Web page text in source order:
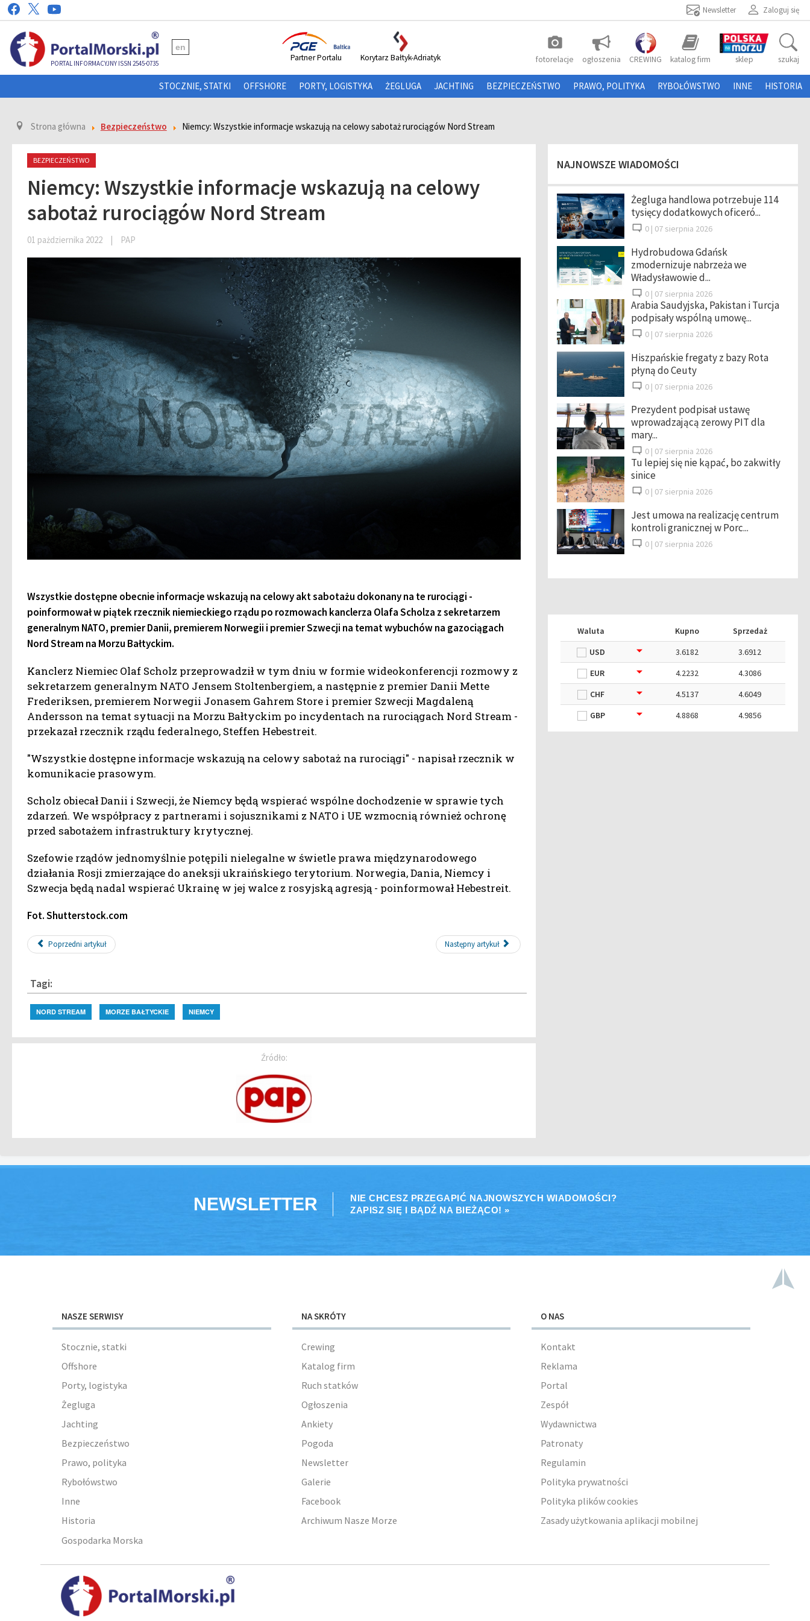
Zaloguj się
Newsletter
PORTAL INFORMACYJNY ISSN 2545-0735
en photo_camera
fotorelacje ogłoszenia CREWING katalog firm sklep szukaj
Partner Portalu Korytarz Bałtyk-Adriatyk
STOCZNIE, STATKI OFFSHORE PORTY, LOGISTYKA ŻEGLUGA JACHTING BEZPIECZEŃSTWO PRAWO, POLITYKA RYBOŁÓWSTWO INNE HISTORIA
Strona główna Bezpieczeństwo Niemcy: Wszystkie informacje wskazują na celowy sabotaż rurociągów Nord Stream
BEZPIECZEŃSTWO
Niemcy: Wszystkie informacje wskazują na celowy
sabotaż rurociągów Nord Stream
01 pażdziernika 2022 | PAP
Wszystkie dostępne obecnie informacje wskazują na celowy akt sabotażu dokonany na te rurociągi -
poinformował w piątek rzecznik niemieckiego rządu po rozmowach kanclerza Olafa Scholza z sekretarzem
generalnym NATO, premier Danii, premierem Norwegii i premier Szwecji na temat wybuchów na gazociągach
Nord Stream na Morzu Bałtyckim.
Kanclerz Niemiec Olaf Scholz przeprowadził w tym dniu w formie wideokonferencji rozmowy z
sekretarzem generalnym NATO Jensem Stoltenbergiem, a następnie z premier Danii Mette
Frederiksen, premierem Norwegii Jonasem Gahrem Store i premier Szwecji Magdaleną
Andersson na temat sytuacji na Morzu Bałtyckim po incydentach na rurociągach Nord Stream -
przekazał rzecznik rządu federalnego, Steffen Hebestreit.
"Wszystkie dostępne informacje wskazują na celowy sabotaż na rurociągi" - napisał rzecznik w
komunikacie prasowym.
Scholz obiecał Danii i Szwecji, że Niemcy będą wspierać wspólne dochodzenie w sprawie tych
zdarzeń. We współpracy z partnerami i sojusznikami z NATO i UE wzmocnią również ochronę
przed sabotażem infrastruktury krytycznej.
Szefowie rządów jednomyślnie potępili nielegalne w świetle prawa międzynarodowego
działania Rosji zmierzające do aneksji ukraińskiego terytorium. Norwegia, Dania, Niemcy i
Szwecja będą nadal wspierać Ukrainę w jej walce z rosyjską agresją - poinformował Hebestreit.
Fot. Shutterstock.com
Poprzedni artykuł Następny artykuł
Tagi:
NORD STREAM MORZE BAŁTYCKIE NIEMCY
Źródło:
NAJNOWSZE WIADOMOŚCI
Żegluga handlowa potrzebuje 114
tysięcy dodatkowych oficeró...
0 | 07 sierpnia 2026
Hydrobudowa Gdańsk
zmodernizuje nabrzeża we
Władysławowie d...
0 | 07 sierpnia 2026
Arabia Saudyjska, Pakistan i Turcja
podpisały wspólną umowę...
0 | 07 sierpnia 2026
Hiszpańskie fregaty z bazy Rota
płyną do Ceuty
0 | 07 sierpnia 2026
Prezydent podpisał ustawę
wprowadzającą zerowy PIT dla
mary...
0 | 07 sierpnia 2026
Tu lepiej się nie kąpać, bo zakwitły
sinice
0 | 07 sierpnia 2026
Jest umowa na realizację centrum
kontroli granicznej w Porc...
0 | 07 sierpnia 2026
Waluta Kupno
Sprzedaż
USD
3.6182
3.6912
EUR
4.2232
4.3086
CHF
4.5137
4.6049
GBP
4.8868 4.9856
NEWSLETTER
NIE CHCESZ PRZEGAPIĆ NAJNOWSZYCH WIADOMOŚCI?
ZAPISZ SIĘ I BĄDŹ NA BIEŻĄCO! »
NASZE SERWISY
Stocznie, statki
Offshore
Porty, logistyka
Żegluga
Jachting
Bezpieczeństwo
Prawo, polityka
Rybołówstwo
Inne
Historia
Gospodarka Morska
NA SKRÓTY
Crewing
Katalog firm
Ruch statków
Ogłoszenia
Ankiety
Pogoda
Newsletter
Galerie
Facebook
Archiwum Nasze Morze
O NAS
Kontakt
Reklama
Portal
Zespół
Wydawnictwa
Patronaty
Regulamin
Polityka prywatności
Polityka plików cookies
Zasady użytkowania aplikacji mobilnej